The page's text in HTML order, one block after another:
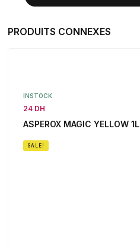
PRODUITS CONNEXES
INSTOCK
24 DH
ASPEROX MAGIC YELLOW 1L
SALE!